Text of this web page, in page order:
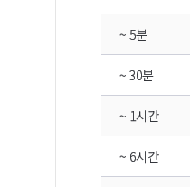
~ 5분
~ 30분
~ 1시간
~ 6시간